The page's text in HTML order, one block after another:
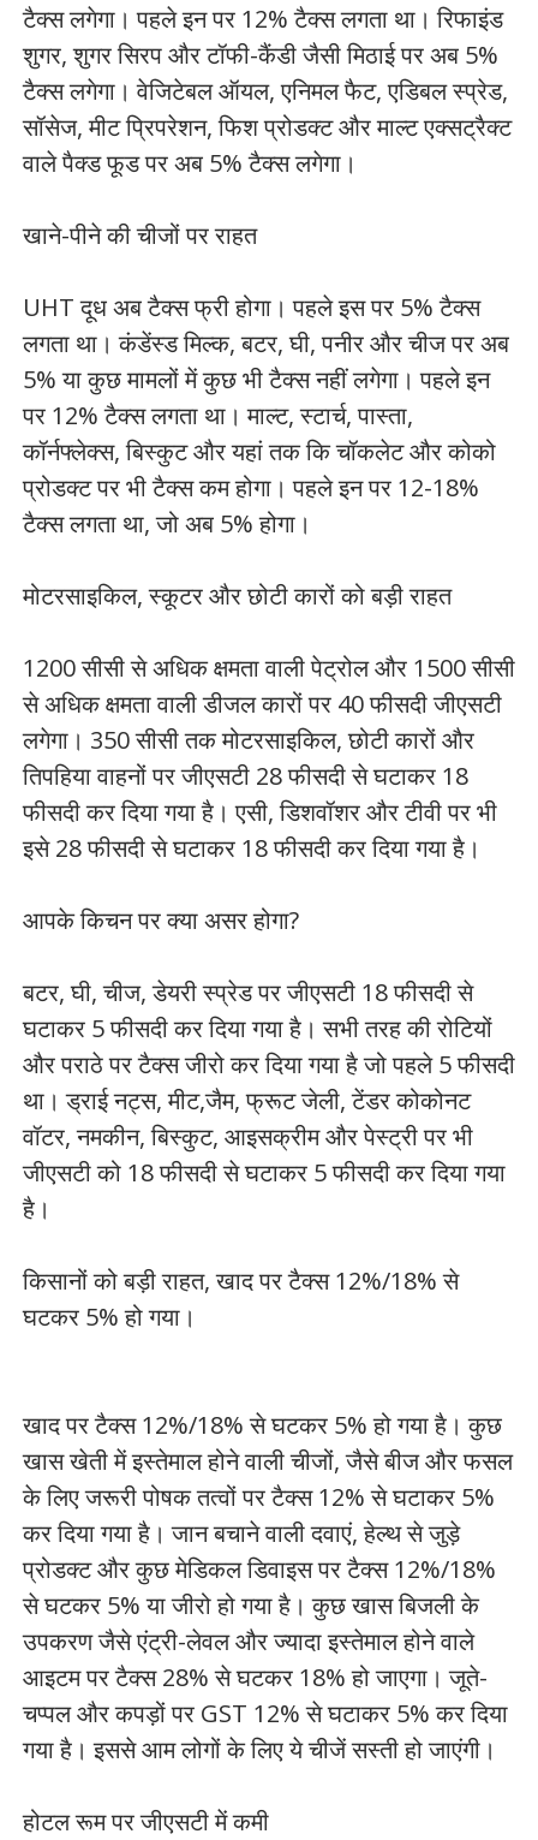
टैक्स लगेगा। पहले इन पर 12% टैक्स लगता था। रिफाइंड
शुगर, शुगर सिरप और टॉफी-कैंडी जैसी मिठाई पर अब 5%
टैक्स लगेगा। वेजिटेबल ऑयल, एनिमल फैट, एडिबल स्प्रेड,
सॉसेज, मीट प्रिपरेशन, फिश प्रोडक्ट और माल्ट एक्सट्रैक्ट
वाले पैक्ड फूड पर अब 5% टैक्स लगेगा।
खाने-पीने की चीजों पर राहत
UHT दूध अब टैक्स फ्री होगा। पहले इस पर 5% टैक्स
लगता था। कंडेंस्ड मिल्क, बटर, घी, पनीर और चीज पर अब
5% या कुछ मामलों में कुछ भी टैक्स नहीं लगेगा। पहले इन
पर 12% टैक्स लगता था। माल्ट, स्टार्च, पास्ता,
कॉर्नफ्लेक्स, बिस्कुट और यहां तक कि चॉकलेट और कोको
प्रोडक्ट पर भी टैक्स कम होगा। पहले इन पर 12-18%
टैक्स लगता था, जो अब 5% होगा।
मोटरसाइकिल, स्कूटर और छोटी कारों को बड़ी राहत
1200 सीसी से अधिक क्षमता वाली पेट्रोल और 1500 सीसी
से अधिक क्षमता वाली डीजल कारों पर 40 फीसदी जीएसटी
लगेगा। 350 सीसी तक मोटरसाइकिल, छोटी कारों और
तिपहिया वाहनों पर जीएसटी 28 फीसदी से घटाकर 18
फीसदी कर दिया गया है। एसी, डिशवॉशर और टीवी पर भी
इसे 28 फीसदी से घटाकर 18 फीसदी कर दिया गया है।
आपके किचन पर क्या असर होगा?
बटर, घी, चीज, डेयरी स्प्रेड पर जीएसटी 18 फीसदी से
घटाकर 5 फीसदी कर दिया गया है। सभी तरह की रोटियों
और पराठे पर टैक्स जीरो कर दिया गया है जो पहले 5 फीसदी
था। ड्राई नट्स, मीट,जैम, फ्रूट जेली, टेंडर कोकोनट
वॉटर, नमकीन, बिस्कुट, आइसक्रीम और पेस्ट्री पर भी
जीएसटी को 18 फीसदी से घटाकर 5 फीसदी कर दिया गया
है।
किसानों को बड़ी राहत, खाद पर टैक्स 12%/18% से
घटकर 5% हो गया।
खाद पर टैक्स 12%/18% से घटकर 5% हो गया है। कुछ
खास खेती में इस्तेमाल होने वाली चीजों, जैसे बीज और फसल
के लिए जरूरी पोषक तत्वों पर टैक्स 12% से घटाकर 5%
कर दिया गया है। जान बचाने वाली दवाएं, हेल्थ से जुड़े
प्रोडक्ट और कुछ मेडिकल डिवाइस पर टैक्स 12%/18%
से घटकर 5% या जीरो हो गया है। कुछ खास बिजली के
उपकरण जैसे एंट्री-लेवल और ज्यादा इस्तेमाल होने वाले
आइटम पर टैक्स 28% से घटकर 18% हो जाएगा। जूते-
चप्पल और कपड़ों पर GST 12% से घटाकर 5% कर दिया
गया है। इससे आम लोगों के लिए ये चीजें सस्ती हो जाएंगी।
होटल रूम पर जीएसटी में कमी